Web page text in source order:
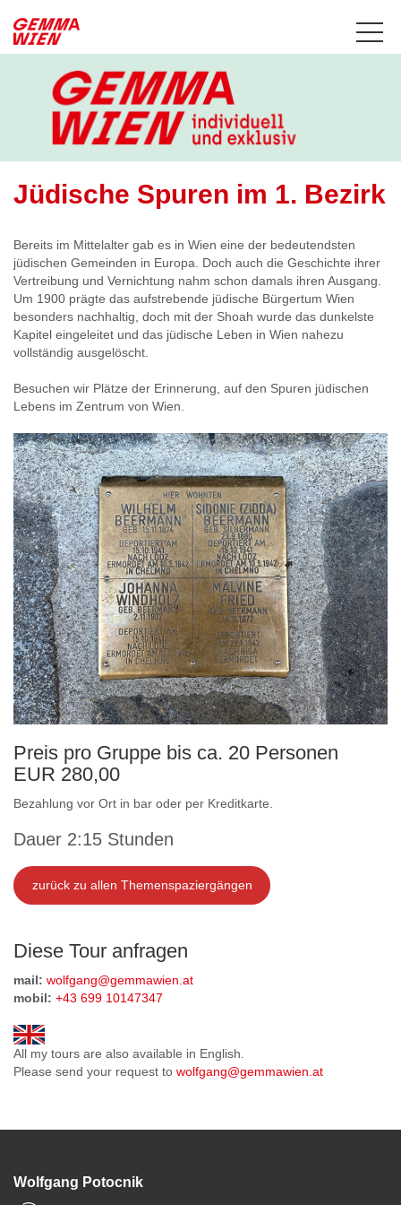
Jüdische Spuren im 1. Bezirk
Bereits im Mittelalter gab es in Wien eine der bedeutendsten
jüdischen Gemeinden in Europa. Doch auch die Geschichte ihrer
Vertreibung und Vernichtung nahm schon damals ihren Ausgang.
Um 1900 prägte das aufstrebende jüdische Bürgertum Wien
besonders nachhaltig, doch mit der Shoah wurde das dunkelste
Kapitel eingeleitet und das jüdische Leben in Wien nahezu
vollständig ausgelöscht.
Besuchen wir Plätze der Erinnerung, auf den Spuren jüdischen
Lebens im Zentrum von Wien.
Preis pro Gruppe bis ca. 20 Personen
EUR 280,00
Bezahlung vor Ort in bar oder per Kreditkarte.
Dauer 2:15 Stunden
zurück zu allen Themenspaziergängen
Diese Tour anfragen
mail: wolfgang@gemmawien.at
mobil: +43 699 10147347
All my tours are also available in English.
Please send your request to wolfgang@gemmawien.at
Wolfgang Potocnik